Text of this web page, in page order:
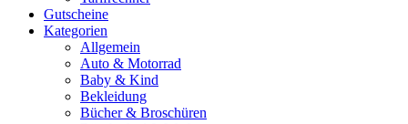
Gutscheine
Kategorien
Allgemein
Auto & Motorrad
Baby & Kind
Bekleidung
Bücher & Broschüren